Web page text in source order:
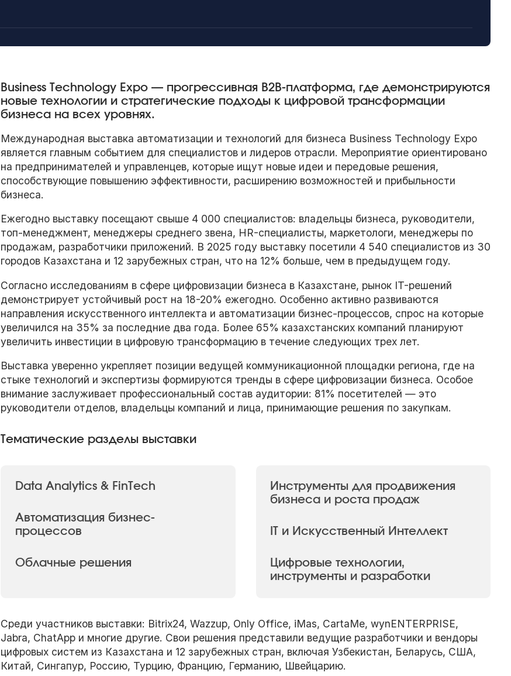
Business Technology Expo — прогрессивная B2B-платформа, где демонстрируются
новые технологии и стратегические подходы к цифровой трансформации
бизнеса на всех уровнях.
Международная выставка автоматизации и технологий для бизнеса Business Technology Expo
является главным событием для специалистов и лидеров отрасли. Мероприятие ориентировано
на предпринимателей и управленцев, которые ищут новые идеи и передовые решения,
способствующие повышению эффективности, расширению возможностей и прибыльности
бизнеса.
Ежегодно выставку посещают свыше 4 000 специалистов: владельцы бизнеса, руководители,
топ-менеджмент, менеджеры среднего звена, HR-специалисты, маркетологи, менеджеры по
продажам, разработчики приложений. В 2025 году выставку посетили 4 540 специалистов из 30
городов Казахстана и 12 зарубежных стран, что на 12% больше, чем в предыдущем году.
Согласно исследованиям в сфере цифровизации бизнеса в Казахстане, рынок IT-решений
демонстрирует устойчивый рост на 18-20% ежегодно. Особенно активно развиваются
направления искусственного интеллекта и автоматизации бизнес-процессов, спрос на которые
увеличился на 35% за последние два года. Более 65% казахстанских компаний планируют
увеличить инвестиции в цифровую трансформацию в течение следующих трех лет.
Выставка уверенно укрепляет позиции ведущей коммуникационной площадки региона, где на
стыке технологий и экспертизы формируются тренды в сфере цифровизации бизнеса. Особое
внимание заслуживает профессиональный состав аудитории: 81% посетителей — это
руководители отделов, владельцы компаний и лица, принимающие решения по закупкам.
Тематические разделы выставки
Data Analytics & FinTech
Автоматизация бизнес-
процессов
Облачные решения
Инструменты для продвижения
бизнеса и роста продаж
IT и Искусственный Интеллект
Цифровые технологии,
инструменты и разработки
Среди участников выставки: Bitrix24, Wazzup, Only Office, iMas, CartaMe, wynENTERPRISE,
Jabra, ChatApp и многие другие. Свои решения представили ведущие разработчики и вендоры
цифровых систем из Казахстана и 12 зарубежных стран, включая Узбекистан, Беларусь, США,
Китай, Сингапур, Россию, Турцию, Францию, Германию, Швейцарию.